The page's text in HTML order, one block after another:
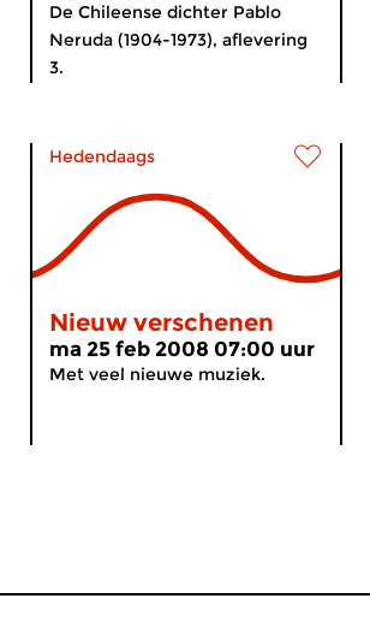
De Chileense dichter Pablo
Neruda (1904-1973), aflevering
3.
Hedendaags
Nieuw verschenen
ma 25 feb 2008 07:00 uur
Met veel nieuwe muziek.